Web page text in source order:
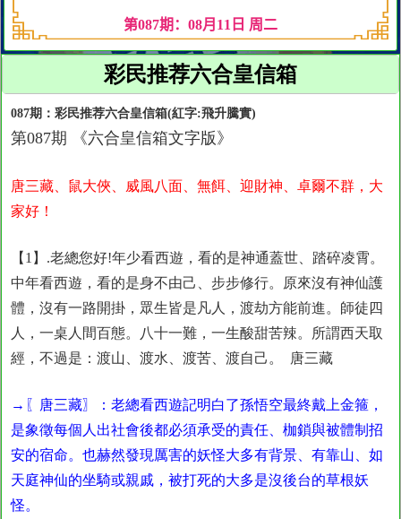
彩民推荐六合皇信箱
087期：彩民推荐六合皇信箱(紅字:飛升騰實)
第087期 《六合皇信箱文字版》
唐三藏、鼠大俠、威風八面、無餌、迎財神、卓爾不群，大
家好！
【1】.老總您好!年少看西遊，看的是神通蓋世、踏碎凌霄。
中年看西遊，看的是身不由己、步步修行。原來沒有神仙護
體，沒有一路開掛，眾生皆是凡人，渡劫方能前進。師徒四
人，一桌人間百態。八十一難，一生酸甜苦辣。所謂西天取
經，不過是：渡山、渡水、渡苦、渡自己。 唐三藏
→〖唐三藏〗：老總看西遊記明白了孫悟空最終戴上金箍，
是象徵每個人出社會後都必須承受的責任、枷鎖與被體制招
安的宿命。也赫然發現厲害的妖怪大多有背景、有靠山、如
天庭神仙的坐騎或親戚，被打死的大多是沒後台的草根妖
怪。